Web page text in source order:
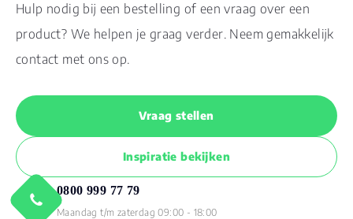
Hulp nodig bij een bestelling of een vraag over een
product? We helpen je graag verder. Neem gemakkelijk
contact met ons op.
Vraag stellen
Inspiratie bekijken
0800 999 77 79
Maandag t/m zaterdag 09:00 - 18:00